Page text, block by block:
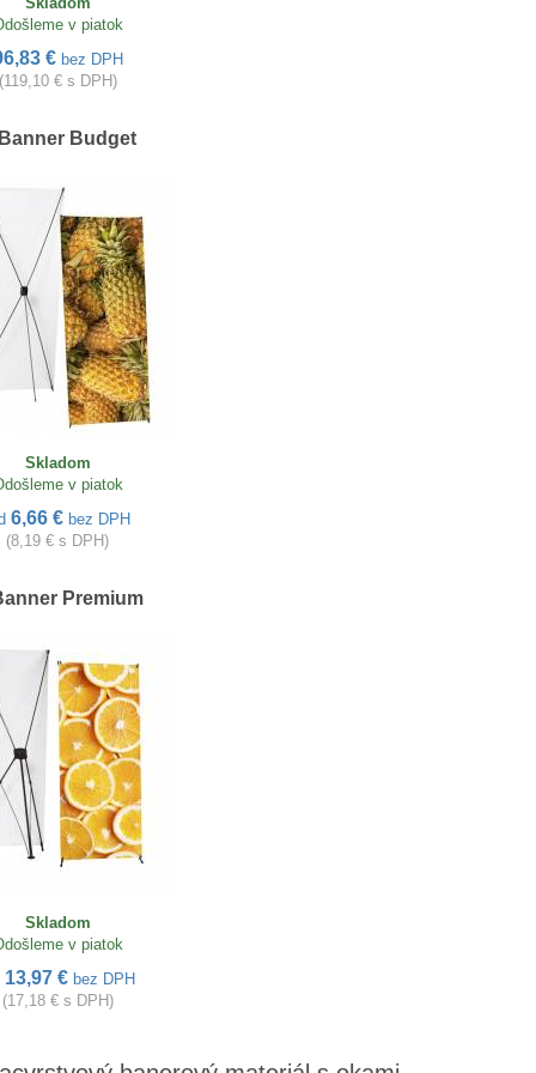
v piatok
€ bez DPH
€ s DPH)
Budget
Skladom
v piatok
6,66 € bez DPH
(8,19 € s DPH)
Premium
Skladom
v piatok
13,97 €bez DPH
(17,18 € s DPH)